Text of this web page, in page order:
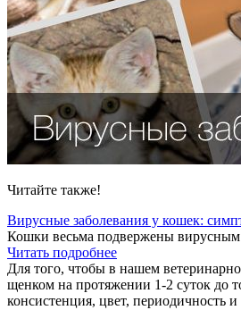
Читайте также!
Вирусные заболевания у кошек:
Кошки весьма подвержены вирусным
Читать подробнее
Для того, чтобы в нашем
щенком на протяжении 1-2 суток до
консистенция, цвет, периодичность и